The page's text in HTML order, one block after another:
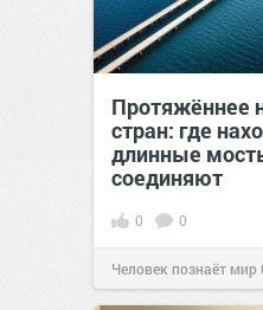
Протяжённее
стран: где
длинные
соединяют
0 0
Человек познаёт мир